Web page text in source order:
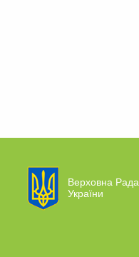
Верховна Рада
України